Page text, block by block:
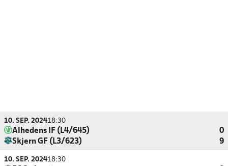
10. SEP. 202418:30
Alhedens IF (L4/645)
0
Skjern GF (L3/623)
9
10. SEP. 202418:30